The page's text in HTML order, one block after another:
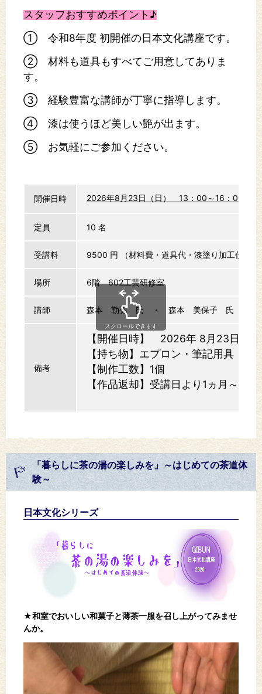
スタッフおすすめポイント♪
① 令和8年度 初開催の日本文化講座です。
② 材料も道具もすべてご用意してありま
す。
③ 経験豊富な講師が丁寧に指導します。
④ 漆は使うほど美しい艶が出ます。
⑤ お気軽にご参加ください。
開催日時 2026年8月23日（日） 13：00～16：00 ※
定員 10 名
受講料 9500 円 （材料費・道具代・漆塗り加工仕上
場所 6階 602工芸研修室
講師 森本 勒弥 氏 ・ 森本 美保子 氏 （鎌
備考
【開催日時】 2026年 8月23日（
【持ち物】エプロン・筆記用具
【制作工数】1個
【作品返却】受講日より1ヵ月～1ヵ
スクロールできます
「暮らしに茶の湯の楽しみを」～はじめての茶道体
験～
日本文化シリーズ
★和室でおいしい和菓子と薄茶一服を召し上がってみませ
んか。